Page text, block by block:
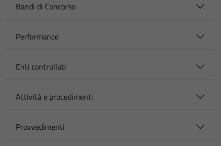
Bandi di Concorso
Performance
Enti controllati
Attività e procedimenti
Provvedimenti